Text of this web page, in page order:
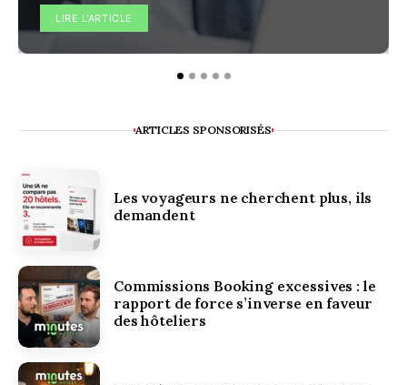
LIRE L'ARTICLE
ARTICLES SPONSORISÉS
Les voyageurs ne cherchent plus, ils
demandent
Commissions Booking excessives : le
rapport de force s’inverse en faveur
des hôteliers